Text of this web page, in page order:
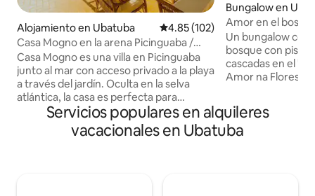
Alojamiento en Ubatuba Calificación promedio: 4.85 de
4.85 (102)
Casa Mogno en la arena Picinguaba /
Paraty
Casa Mogno es una villa en Picinguaba
junto al mar con acceso privado a la playa
a través del jardín. Oculta en la selva
atlántica, la casa es perfecta para
reconectarse con la naturaleza. Amplia
sala de estar con cocina abierta,
abertura sobre la terraza y vistas al
Bungalow en
Amor en el
playas…
Un bungalow
bosque con
cascadas en el
Amor na Floresta
medio de la
riquezas naturales y
arquitectura y
Servicios populares en alquileres
vacacionales en Ubatuba